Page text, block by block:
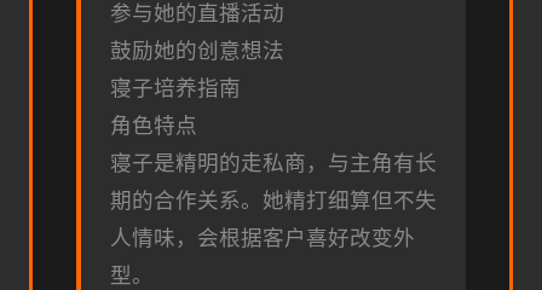
参与她的直播活动
鼓励她的创意想法
寝子培养指南
角色特点
寝子是精明的走私商，与主角有长
期的合作关系。她精打细算但不失
人情味，会根据客户喜好改变外
型。